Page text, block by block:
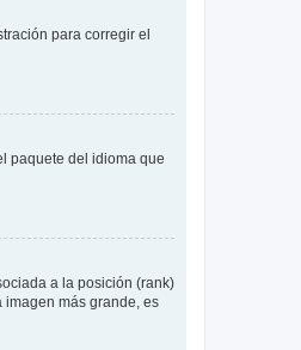
para corregir el
paquete del idioma que
a la posición (rank)
más grande, es